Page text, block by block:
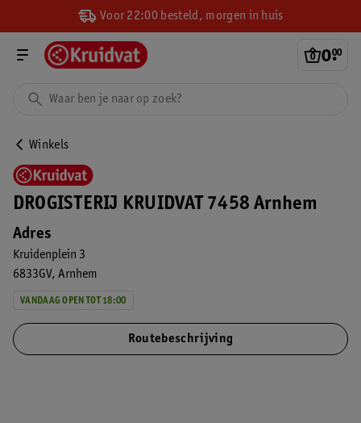
Voor 22:00 besteld, morgen in huis
0.
00
Winkels
DROGISTERIJ KRUIDVAT 7458 Arnhem
Adres
Kruidenplein 3
6833GV Arnhem
VANDAAG OPEN TOT 18:00
Routebeschrijving